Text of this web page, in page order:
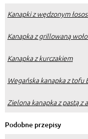
Kanapki z wędzonym
Kanapka z grillowaną
Kanapka z kurczakiem
Wegańska kanapka z tofu
Zielona kanapka z pastą z
Podobne przepisy